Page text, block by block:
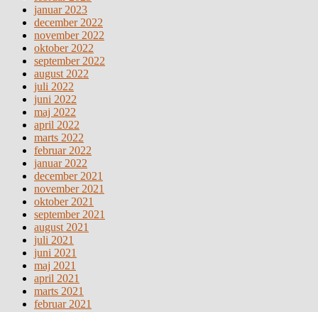
januar 2023
december 2022
november 2022
oktober 2022
september 2022
august 2022
juli 2022
juni 2022
maj 2022
april 2022
marts 2022
februar 2022
januar 2022
december 2021
november 2021
oktober 2021
september 2021
august 2021
juli 2021
juni 2021
maj 2021
april 2021
marts 2021
februar 2021